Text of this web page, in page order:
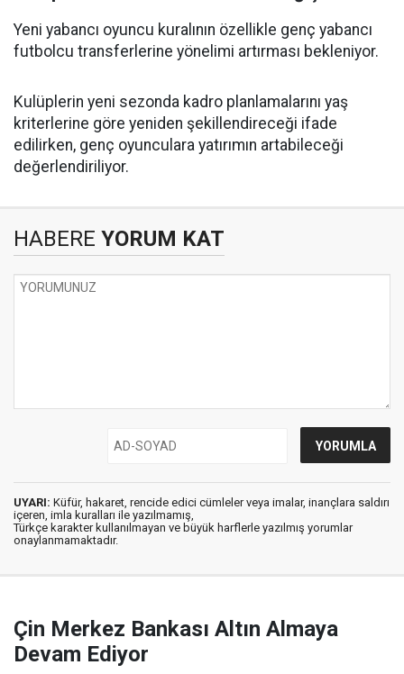
Yeni yabancı oyuncu kuralının özellikle genç yabancı
futbolcu transferlerine yönelimi artırması bekleniyor.
Kulüplerin yeni sezonda kadro planlamalarını yaş
kriterlerine göre yeniden şekillendireceği ifade
edilirken, genç oyunculara yatırımın artabileceği
değerlendiriliyor.
HABERE YORUM KAT
UYARI: Küfür, hakaret, rencide edici cümleler veya imalar, inançlara saldırı
içeren, imla kuralları ile yazılmamış,
Türkçe karakter kullanılmayan ve büyük harflerle yazılmış yorumlar
onaylanmamaktadır.
Çin Merkez Bankası Altın Almaya
Devam Ediyor